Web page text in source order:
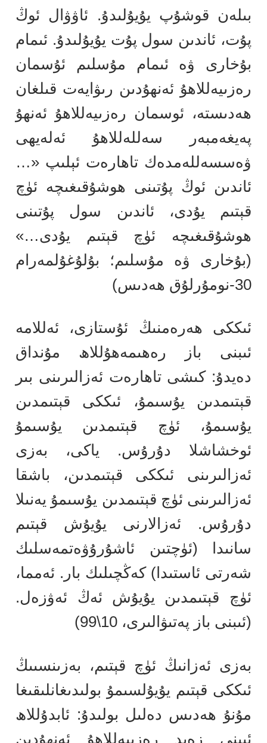
بىلەن قوشۇپ يۇيۇلىدۇ. ئاۋۋال ئوڭ
پۇت، ئاندىن سول پۇت يۇيۇلىدۇ. ئىمام
بۇخارى ۋە ئىمام مۇسلىم ئۇسمان
رەزىيەللاھۇ ئەنھۇدىن رىۋايەت قىلغان
ھەدىستە، ئوسمان رەزىيەللاھۇ ئەنھۇ
پەيغەمبەر سەللەللاھۇ ئەلەيھى
ۋەسسەللەمدەك تاھارەت ئېلىپ «…
ئاندىن ئوڭ پۇتىنى ھوشۇقىغىچە ئۈچ
قېتىم يۇدى، ئاندىن سول پۇتىنى
ھوشۇقىغىچە ئۈچ قېتىم يۇدى…»
(بۇخارى ۋە مۇسلىم؛ بۇلۇغۇلمەرام
30-نومۇرلۇق ھەدىس)
ئىككى ھەرەمنىڭ ئۇستازى، ئەللامە
ئىبنى باز رەھىمەھۇللاھ مۇنداق
دەيدۇ: كىشى تاھارەت ئەزالىرىنى بىر
قېتىمدىن يۇسىمۇ، ئىككى قېتىمدىن
يۇسىمۇ، ئۈچ قېتىمدىن يۇسىمۇ
ئوخشاشلا دۇرۇس. ياكى، بەزى
ئەزالىرىنى ئىككى قېتىمدىن، باشقا
ئەزالىرىنى ئۈچ قېتىمدىن يۇسىمۇ يەنىلا
دۇرۇس. ئەزالارنى يۇيۇش قېتىم
سانىدا (ئۈچتىن ئاشۇرۇۋەتمەسلىك
شەرتى ئاستىدا) كەڭچىلىك بار. ئەمما،
ئۈچ قېتىمدىن يۇيۇش ئەڭ ئەۋزەل.
(ئىبنى باز پەتىۋالىرى، 10\99)
بەزى ئەزانىڭ ئۈچ قېتىم، بەزىنسىىڭ
ئىككى قېتىم يۇيۇلسىمۇ بولىدىغانلىقىغا
مۇنۇ ھەدىس دەلىل بولىدۇ: ئابدۇللاھ
ئىبنى زەيد رەزىيەللاھۇ ئەنھۇدىن